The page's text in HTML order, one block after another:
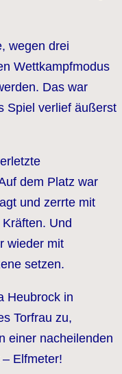
wegen drei
Wettkampfmodus
Das war
Spiel verlief äußerst
dem Platz war
und zerrte mit
Und
wieder mit
setzen.
Heubrock in
Torfrau zu,
einer nacheilenden
Elfmeter!